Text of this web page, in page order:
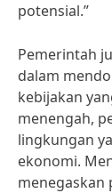
potensial.”
Pemerintah
dalam
kebijakan
menengah,
lingkungan
ekonomi.